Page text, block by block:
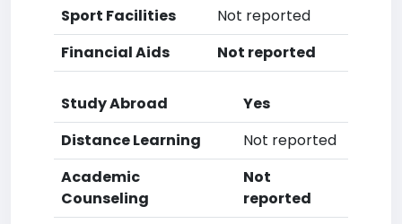
Sport Facilities
Not reported
Financial Aids
Not reported
Study Abroad
Yes
Distance Learning
Not reported
Academic
Counseling
Not
reported